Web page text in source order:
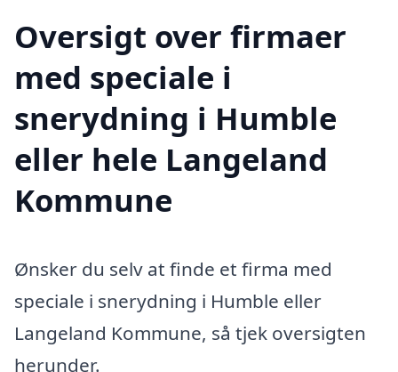
Oversigt over firmaer
med speciale i
snerydning i Humble
eller hele Langeland
Kommune
Ønsker du selv at finde et firma med
speciale i snerydning i Humble eller
Langeland Kommune, så tjek oversigten
herunder.